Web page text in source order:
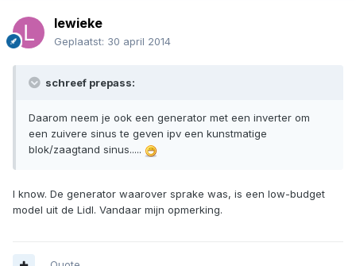
lewieke
Geplaatst: 30 april 2014
schreef prepass:
Daarom neem je ook een generator met een inverter om
een zuivere sinus te geven ipv een kunstmatige
blok/zaagtand sinus.....
I know. De generator waarover sprake was, is een low-budget
model uit de Lidl. Vandaar mijn opmerking.